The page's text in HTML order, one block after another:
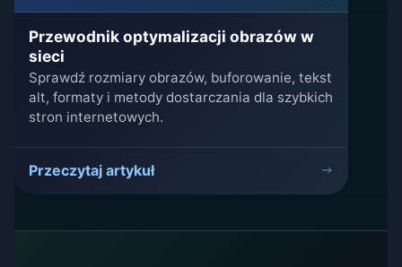
Przewodnik optymalizacji obrazów w
sieci
Sprawdź rozmiary obrazów, buforowanie, tekst
alt, formaty i metody dostarczania dla szybkich
stron internetowych.
Przeczytaj artykuł